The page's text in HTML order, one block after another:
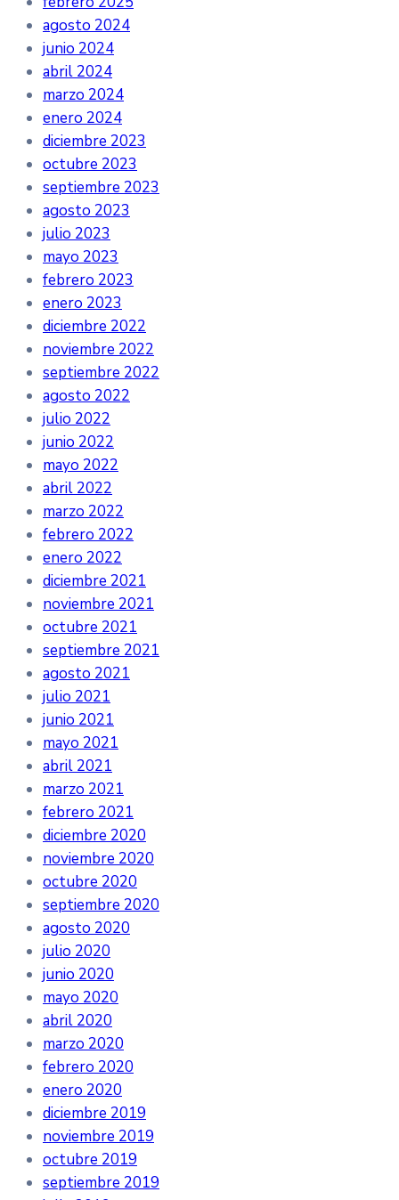
agosto 2024
junio 2024
abril 2024
marzo 2024
enero 2024
diciembre 2023
octubre 2023
septiembre 2023
agosto 2023
julio 2023
mayo 2023
febrero 2023
enero 2023
diciembre 2022
noviembre 2022
septiembre 2022
agosto 2022
julio 2022
junio 2022
mayo 2022
abril 2022
marzo 2022
febrero 2022
enero 2022
diciembre 2021
noviembre 2021
octubre 2021
septiembre 2021
agosto 2021
julio 2021
junio 2021
mayo 2021
abril 2021
marzo 2021
febrero 2021
diciembre 2020
noviembre 2020
octubre 2020
septiembre 2020
agosto 2020
julio 2020
junio 2020
mayo 2020
abril 2020
marzo 2020
febrero 2020
enero 2020
diciembre 2019
noviembre 2019
octubre 2019
septiembre 2019